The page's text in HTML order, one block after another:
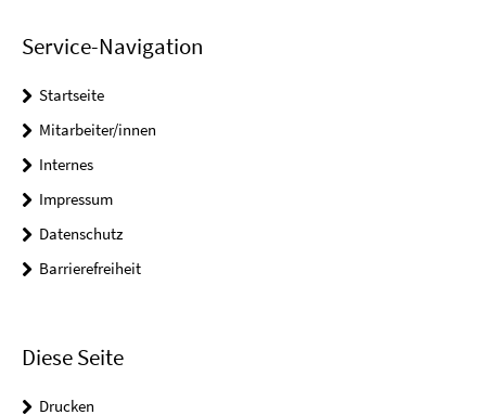
Service-Navigation
Startseite
Mitarbeiter/innen
Internes
Impressum
Datenschutz
Barrierefreiheit
Diese Seite
Drucken